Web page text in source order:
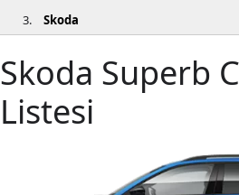
Skoda
Skoda Superb
Listesi